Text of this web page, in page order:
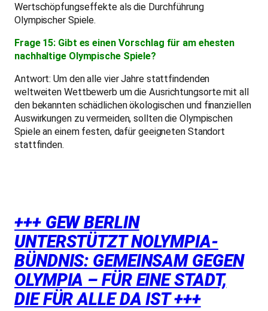
Wertschöpfungseffekte als die Durchführung
Olympischer Spiele.
Frage 15: Gibt es einen Vorschlag für am ehesten
nachhaltige Olympische Spiele?
Antwort: Um den alle vier Jahre stattfindenden
weltweiten Wettbewerb um die Ausrichtungsorte mit all
den bekannten schädlichen ökologischen und finanziellen
Auswirkungen zu vermeiden, sollten die Olympischen
Spiele an einem festen, dafür geeigneten Standort
stattfinden.
+++ GEW BERLIN
UNTERSTÜTZT NOLYMPIA-
BÜNDNIS: GEMEINSAM GEGEN
OLYMPIA – FÜR EINE STADT,
DIE FÜR ALLE DA IST +++